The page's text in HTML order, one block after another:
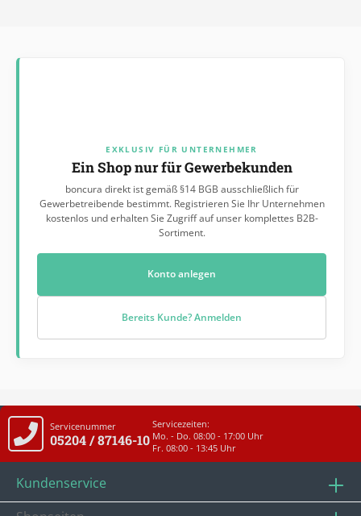
EXKLUSIV FÜR UNTERNEHMER
Ein Shop nur für Gewerbekunden
boncura direkt ist gemäß §14 BGB ausschließlich für
Gewerbetreibende bestimmt. Registrieren Sie Ihr Unternehmen
kostenlos und erhalten Sie Zugriff auf unser komplettes B2B-
Sortiment.
Konto anlegen
Bereits Kunde? Anmelden
Servicenummer
05204 / 87146-10
Servicezeiten:
Mo. - Do. 08:00 - 17:00 Uhr
Fr. 08:00 - 13:45 Uhr
Kundenservice